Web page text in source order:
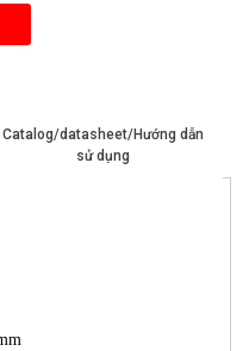
Catalog/datasheet/Hướng dẫn
sử dụng